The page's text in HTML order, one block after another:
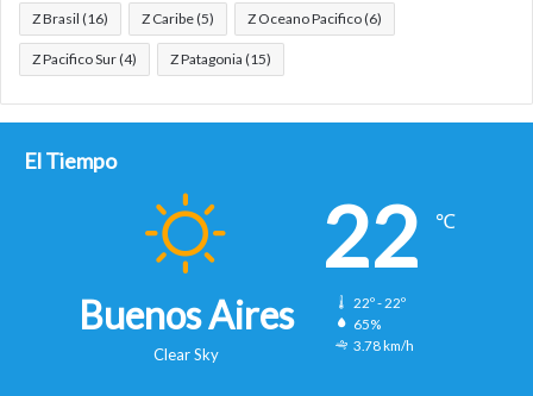
Z Brasil (16) Z Caribe(5) Z Oceano Pacifico(6)
Z Pacifico Sur(4) Z Patagonia (15)
El Tiempo
Buenos Aires
Clear Sky
22 ℃
22º - 22º
65%
3.78 km/h